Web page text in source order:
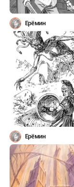
Ерёмин
Ерёмин